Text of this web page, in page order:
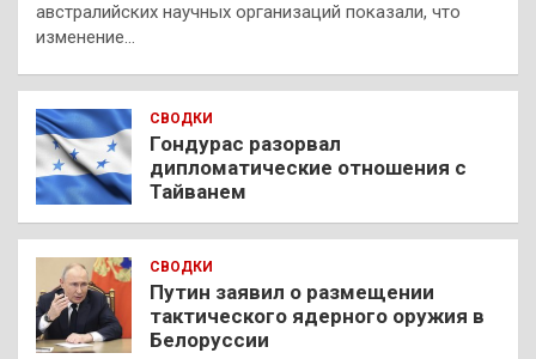
австралийских научных организаций показали, что
изменение…
СВОДКИ
Гондурас разорвал
дипломатические отношения с
Тайванем
СВОДКИ
Путин заявил о размещении
тактического ядерного оружия в
Белоруссии